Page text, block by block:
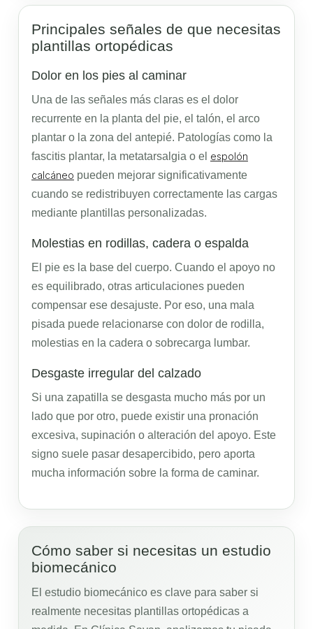
Principales señales de que necesitas
plantillas ortopédicas
Dolor en los pies al caminar
Una de las señales más claras es el dolor
recurrente en la planta del pie, el talón, el arco
plantar o la zona del antepié. Patologías como la
fascitis plantar, la metatarsalgia o el espolón
calcáneo pueden mejorar significativamente
cuando se redistribuyen correctamente las cargas
mediante plantillas personalizadas.
Molestias en rodillas, cadera o espalda
El pie es la base del cuerpo. Cuando el apoyo no
es equilibrado, otras articulaciones pueden
compensar ese desajuste. Por eso, una mala
pisada puede relacionarse con dolor de rodilla,
molestias en la cadera o sobrecarga lumbar.
Desgaste irregular del calzado
Si una zapatilla se desgasta mucho más por un
lado que por otro, puede existir una pronación
excesiva, supinación o alteración del apoyo. Este
signo suele pasar desapercibido, pero aporta
mucha información sobre la forma de caminar.
Cómo saber si necesitas un estudio
biomecánico
El estudio biomecánico es clave para saber si
realmente necesitas plantillas ortopédicas a